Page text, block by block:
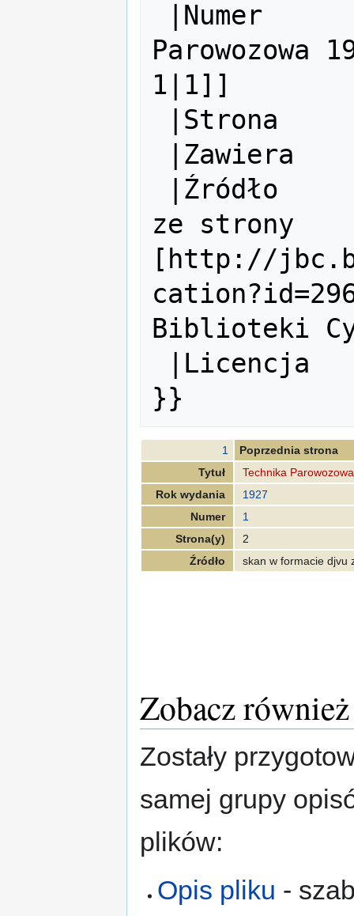
Parowozowa
1|1]]
ze strony
[http://
Biblioteki
1
Poprzednia strona
Tytuł
Technika Parowozowa
Rok wydania
1927
Numer
1
Strona(y)
2
Źródło
skan w formacie djvu
Zobacz również
Zostały
samej grupy
plików:
Opis pliku -